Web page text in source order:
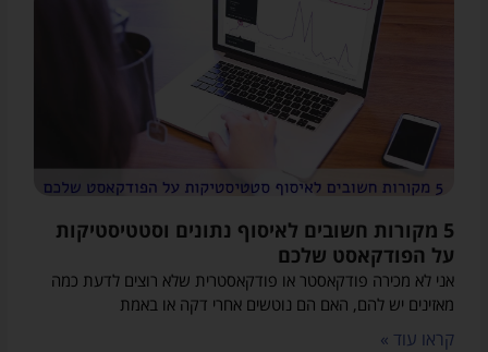
5 מקורות חשובים לאיסוף נתונים וסטטיסטיקות
על הפודקאסט שלכם
אני לא מכירה פודקאסטר או פודקאסטרית שלא רוצים לדעת כמה
מאזינים יש להם, האם הם נוטשים אחרי דקה או באמת
קראו עוד »